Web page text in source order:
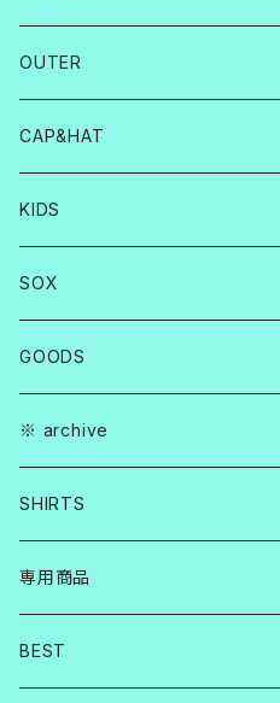
OUTER
CAP&HAT
KIDS
SOX
GOODS
※ archive
SHIRTS
専用商品
BEST